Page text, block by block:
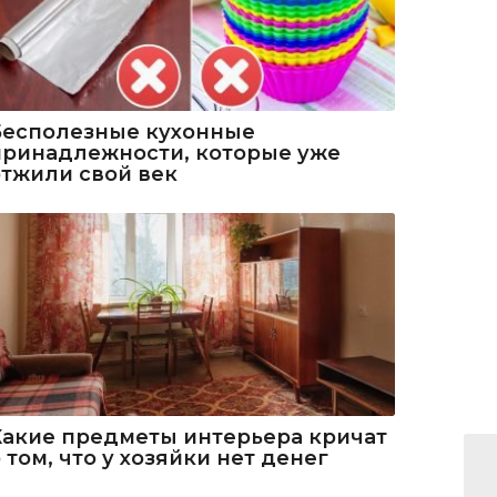
кухонные
которые уже
свой век
предметы интерьера кричат
том, что у хозяйки нет денег